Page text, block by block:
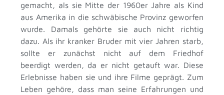
gemacht, als sie Mitte der 1960er Jahre als Kind
aus Amerika in die schwäbische Provinz geworfen
wurde. Damals gehörte sie auch nicht richtig
dazu. Als ihr kranker Bruder mit vier Jahren starb,
sollte er zunächst nicht auf dem Friedhof
beerdigt werden, da er nicht getauft war. Diese
Erlebnisse haben sie und ihre Filme geprägt. Zum
Leben gehöre, dass man seine Erfahrungen und